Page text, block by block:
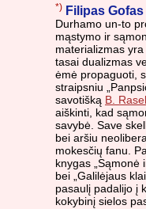
*) Filipas Gofas
Durhamo un-to
mąstymo ir
materializmas
tasai dualizmas
ėmė propaguoti,
straipsniu
savotišką B.
aiškinti, kad
savybė. Save
bei aršiu
mokesčių fanu.
knygas „Sąmonė
bei „Galilėjaus
pasaulį padalijo į
kokybinį sielos